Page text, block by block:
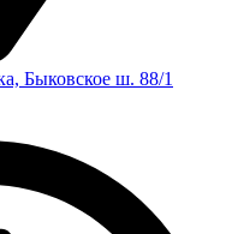
Быковское ш. 88/1